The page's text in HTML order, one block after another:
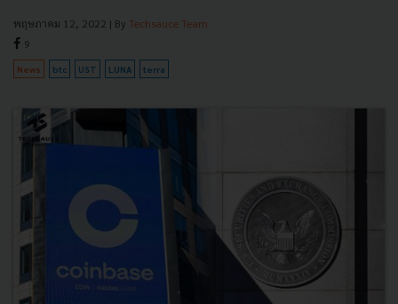
พฤษภาคม 12, 2022 | By Techsauce Team
9
News btc UST LUNA terra